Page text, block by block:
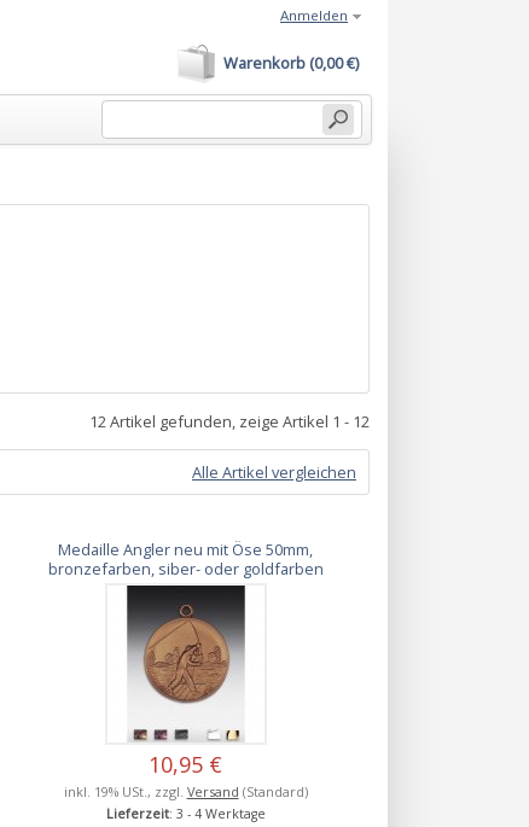
Warenkorb (0,00 €)
Anmelden
12 Artikel gefunden, zeige Artikel 1 - 12
Alle Artikel vergleichen
Medaille Angler neu mit Öse 50mm,
bronzefarben, siber- oder goldfarben
10,95 €
inkl. 19% USt., zzgl. Versand (Standard)
Lieferzeit: 3 - 4 Werktage